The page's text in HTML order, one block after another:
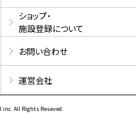
ショップ・
施設登録について
お問い合わせ
運営会社
All Rights Reseved.